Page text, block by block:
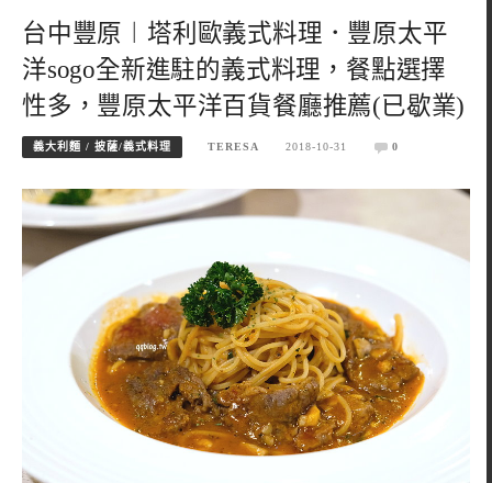
台中豐原︱塔利歐義式料理．豐原太平
洋sogo全新進駐的義式料理，餐點選擇
性多，豐原太平洋百貨餐廳推薦(已歇業)
義大利麵 / 披薩/義式料理 TERESA 2018-10-31 0